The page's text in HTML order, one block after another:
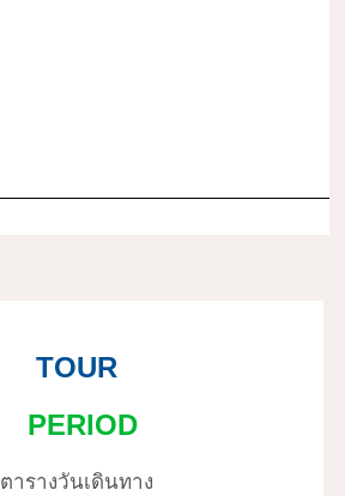
TOUR
PERIOD
ตารางวันเดินทาง